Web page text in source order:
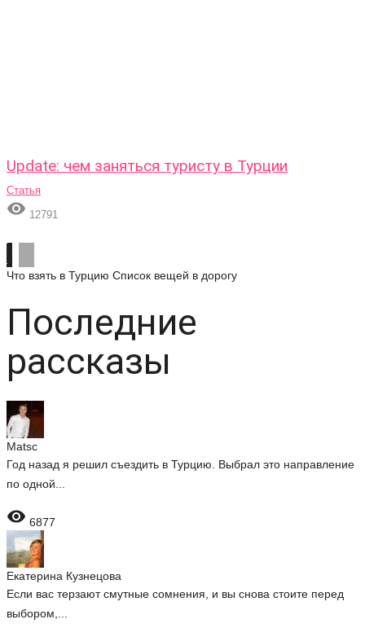
Update: чем заняться туристу в Турции
Статья
 12791
Что взять в Турцию Список вещей в дорогу
Последние
рассказы
Matsc
Год назад я решил съездить в Турцию. Выбрал это направление
по одной...
 6877
Екатерина Кузнецова
Если вас терзают смутные сомнения, и вы снова стоите перед
выбором,...